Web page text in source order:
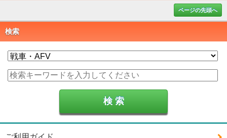
ページの先頭へ
検索